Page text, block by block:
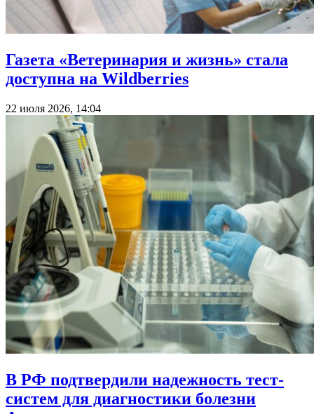
Газета «Ветеринария и жизнь» стала
доступна на Wildberries
22 июля 2026, 14:04
В РФ подтвердили надежность тест-
систем для диагностики болезни